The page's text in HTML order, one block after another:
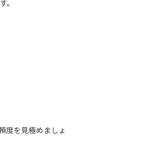
。
度を見極めましょ